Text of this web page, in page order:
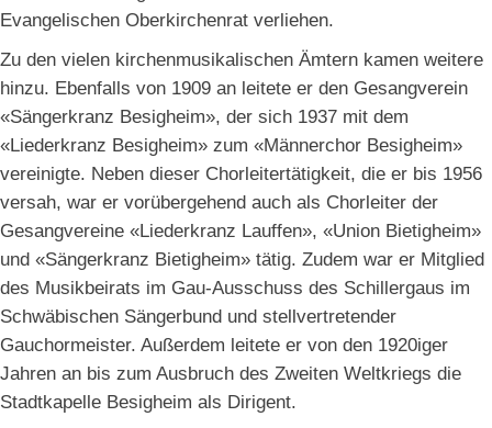
Evangelischen Oberkirchenrat verliehen.
Zu den vielen kirchenmusikalischen Ämtern kamen weitere
hinzu. Ebenfalls von 1909 an leitete er den Gesangverein
«Sängerkranz Besigheim», der sich 1937 mit dem
«Liederkranz Besigheim» zum «Männerchor Besigheim»
vereinigte. Neben dieser Chorleitertätigkeit, die er bis 1956
versah, war er vorübergehend auch als Chorleiter der
Gesangvereine «Liederkranz Lauffen», «Union Bietigheim»
und «Sängerkranz Bietigheim» tätig. Zudem war er Mitglied
des Musikbeirats im Gau-Ausschuss des Schillergaus im
Schwäbischen Sängerbund und stellvertretender
Gauchormeister. Außerdem leitete er von den 1920iger
Jahren an bis zum Ausbruch des Zweiten Weltkriegs die
Stadtkapelle Besigheim als Dirigent.